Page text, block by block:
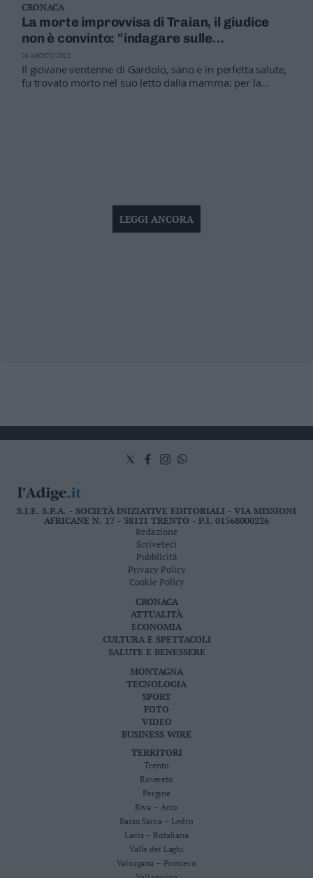
CRONACA
La morte improvvisa di Traian, il giudice
non è convinto: "indagare sulle
conseguenze del vaccino"
Il giovane ventenne di Gardolo, sano e in perfetta salute,
fu trovato morto nel suo letto dalla mamma: per la
26 AGOSTO 2022
LEGGI ANCORA
S.I.E. S.P.A. - SOCIETÀ INIZIATIVE EDITORIALI - VIA MISSIONI
AFRICANE N. 17 - 38121 TRENTO - P.I. 01568000226
Redazione
Scriveteci
Pubblicità
Privacy Policy
Cookie Policy
CRONACA
ATTUALITÀ
ECONOMIA
CULTURA E SPETTACOLI
SALUTE E BENESSERE
MONTAGNA
TECNOLOGIA
SPORT
FOTO
VIDEO
BUSINESS WIRE
TERRITORI
Trento
Rovereto
Pergine
Riva – Arco
Basso Sarca – Ledro
Lavis – Rotaliana
Valle dei Laghi
Valsugana – Primiero